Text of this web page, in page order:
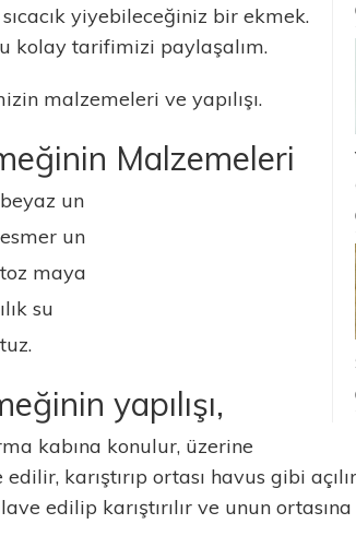
yiyebileceğiniz bir ekmek.
kolay tarifimizi paylaşalım.
malzemeleri ve yapılışı.
Malzemeleri
un
un
toz maya
su
yapılışı,
kabına konulur, üzerine
karıştırıp ortası havus gibi
edilip karıştırılır ve unun